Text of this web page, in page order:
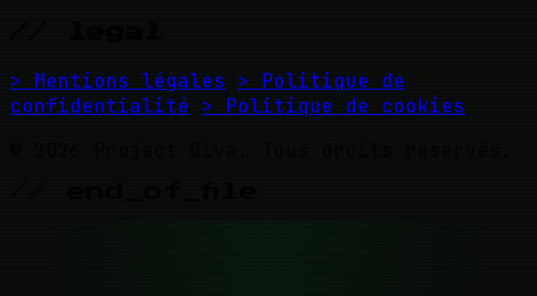
> Mentions légales
> Politique de
confidentialité > Politique de cookies